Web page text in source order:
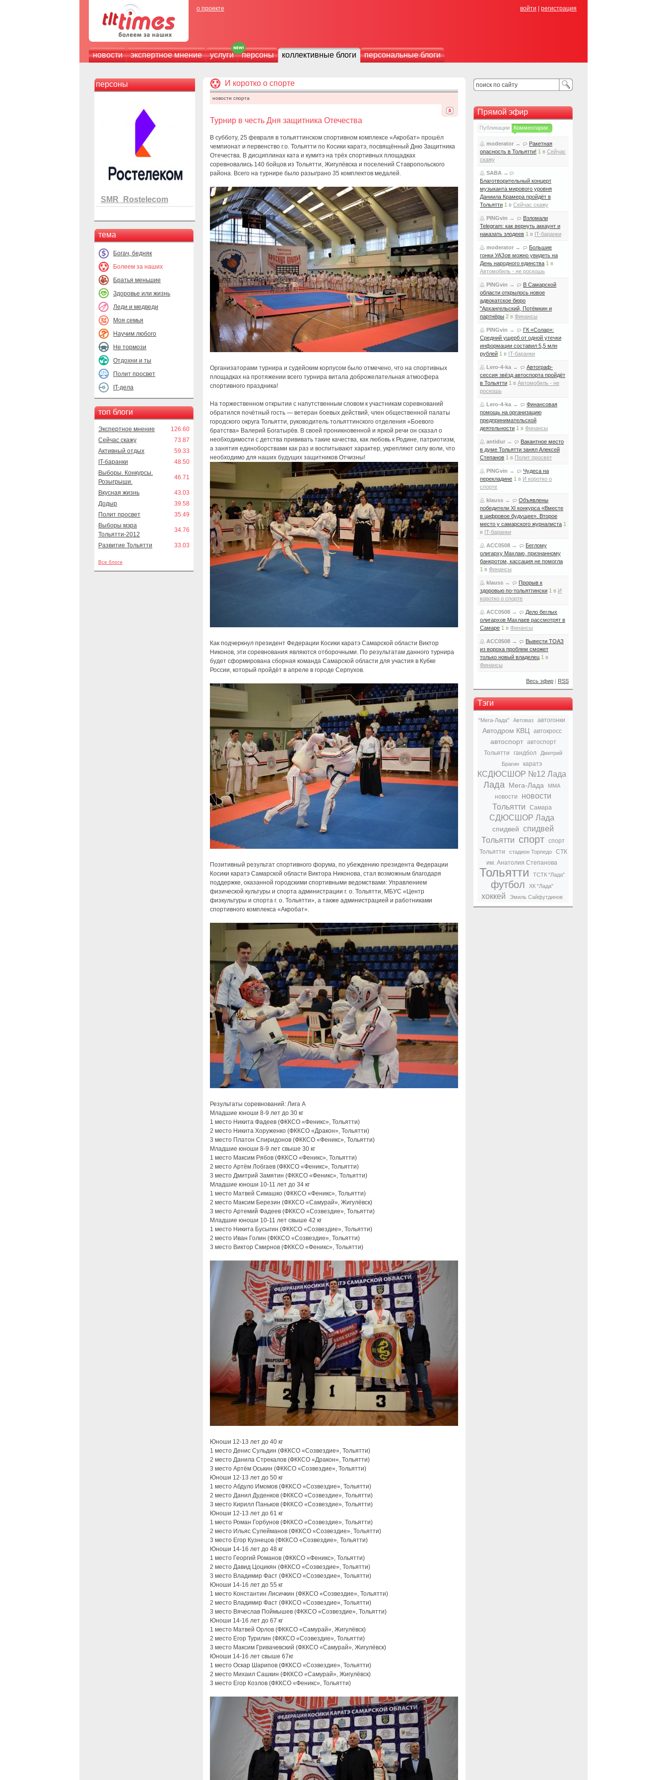
о проекте войти регистрация
новости экспертное мнение услуги персоны коллективные блоги персональные блоги
персоны
SMR_Rostelecom
тема
Богач, бедняк
Болеем за наших
Братья меньшие
Здоровье или жизнь
Леди и медведи
Моя семья
Научим любого
Не тормози
Отдохни и ты
Полит просвет
IT-дела
топ блоги
Экспертное мнение
126.60
Сейчас скажу
73.87
Активный отдых
59.33
IT-баранки
48.50
Выборы. Конкурсы.
Розыгрыши.
46.71
Вкусная жизнь
43.03
Додыр
39.58
Полит просвет
35.49
Выборы мэра
Тольятти-2012
34.76
Развитие Тольятти 33.03
Все блоги
И коротко о спорте
новости спорта
Турнир в честь Дня защитника Отечества
В субботу, 25 февраля в тольяттинском спортивном комплексе «Акробат» прошёл
чемпионат и первенство г.о. Тольятти по Косики каратэ, посвящённый Дню Защитника
Отечества. В дисциплинах ката и кумитэ на трёх спортивных площадках
соревновались 140 бойцов из Тольятти, Жигулёвска и поселений Ставропольского
района. Всего на турнире было разыграно 35 комплектов медалей.
Организаторами турнира и судейским корпусом было отмечено, что на спортивных
площадках на протяжении всего турнира витала доброжелательная атмосфера
спортивного праздника!
На торжественном открытии с напутственным словом к участникам соревнований
обратился почётный гость — ветеран боевых действий, член общественной палаты
городского округа Тольятти, руководитель тольяттинского отделения «Боевого
братства» Валерий Богатырёв. В своей проникновенной и яркой речи он сказал о
необходимости с детства прививать такие качества, как любовь к Родине, патриотизм,
а занятия единоборствами как раз и воспитывают характер, укрепляют силу воли, что
необходимо для наших будущих защитников Отчизны!
Как подчеркнул президент Федерации Косики каратэ Самарской области Виктор
Никонов, эти соревнования являются отборочными. По результатам данного турнира
будет сформирована сборная команда Самарской области для участия в Кубке
России, который пройдёт в апреле в городе Серпухов.
Позитивный результат спортивного форума, по убеждению президента Федерации
Косики каратэ Самарской области Виктора Никонова, стал возможным благодаря
поддержке, оказанной городскими спортивными ведомствами: Управлением
физической культуры и спорта администрации г. о. Тольятти, МБУС «Центр
физкультуры и спорта г. о. Тольятти», а также администрацией и работниками
спортивного комплекса «Акробат».
Результаты соревнований: Лига А
Младшие юноши 8-9 лет до 30 кг
1 место Никита Фадеев (ФККСО «Феникс», Тольятти)
2 место Никита Хоруженко (ФККСО «Дракон», Тольятти)
3 место Платон Спиридонов (ФККСО «Феникс», Тольятти)
Младшие юноши 8-9 лет свыше 30 кг
1 место Максим Рябов (ФККСО «Феникс», Тольятти)
2 место Артём Лобгаев (ФККСО «Феникс», Тольятти)
3 место Дмитрий Замятин (ФККСО «Феникс», Тольятти)
Младшие юноши 10-11 лет до 34 кг
1 место Матвей Симашко (ФККСО «Феникс», Тольятти)
2 место Максим Березин (ФККСО «Самурай», Жигулёвск)
3 место Артемий Фадеев (ФККСО «Созвездие», Тольятти)
Младшие юноши 10-11 лет свыше 42 кг
1 место Никита Бусыгин (ФККСО «Созвездие», Тольятти)
2 место Иван Голин (ФККСО «Созвездие», Тольятти)
3 место Виктор Смирнов (ФККСО «Феникс», Тольятти)
Юноши 12-13 лет до 40 кг
1 место Денис Сульдин (ФККСО «Созвездие», Тольятти)
2 место Данила Стрекалов (ФККСО «Дракон», Тольятти)
3 место Артём Оськин (ФККСО «Созвездие», Тольятти)
Юноши 12-13 лет до 50 кг
1 место Абдуло Имомов (ФККСО «Созвездие», Тольятти)
2 место Данил Дуденков (ФККСО «Созвездие», Тольятти)
3 место Кирилл Паньков (ФККСО «Созвездие», Тольятти)
Юноши 12-13 лет до 61 кг
1 место Роман Горбунов (ФККСО «Созвездие», Тольятти)
2 место Ильяс Сулейманов (ФККСО «Созвездие», Тольятти)
3 место Егор Кузнецов (ФККСО «Созвездие», Тольятти)
Юноши 14-16 лет до 48 кг
1 место Георгий Романов (ФККСО «Феникс», Тольятти)
2 место Давид Цоцикян (ФККСО «Созвездие», Тольятти)
3 место Владимир Фаст (ФККСО «Созвездие», Тольятти)
Юноши 14-16 лет до 55 кг
1 место Константин Лисичкин (ФККСО «Созвездие», Тольятти)
2 место Владимир Фаст (ФККСО «Созвездие», Тольятти)
3 место Вячеслав Поймышев (ФККСО «Созвездие», Тольятти)
Юноши 14-16 лет до 67 кг
1 место Матвей Орлов (ФККСО «Самурай», Жигулёвск)
2 место Егор Турилин (ФККСО «Созвездие», Тольятти)
3 место Максим Гривачевский (ФККСО «Самурай», Жигулёвск)
Юноши 14-16 лет свыше 67кг
1 место Оскар Шарипов (ФККСО «Созвездие», Тольятти)
2 место Михаил Сашкин (ФККСО «Самурай», Жигулёвск)
3 место Егор Козлов (ФККСО «Феникс», Тольятти)
Прямой эфир
Публикации Комментарии
moderator →
Ракетная
опасность в Тольятти! 1 в Сейчас
скажу
SABA →
Благотворительный концерт
музыканта мирового уровня
Даниила Крамера пройдёт в
Тольятти 1 в Сейчас скажу
PINGvin →
Взломали
Telegram: как вернуть аккаунт и
наказать злодеев 1 в IT-баранки
moderator →
Большие
гонки УАЗов можно увидеть на
День народного единства 1 в
Автомобиль - не роскошь
PINGvin →
В Самарской
области открылось новое
адвокатское бюро
"Архангельский, Потёмкин и
партнёры 2 в Финансы
PINGvin →
ГК «Солар»:
Средний ущерб от одной утечки
информации составил 5,5 млн
рублей 1 в IT-баранки
Lero-4-ka →
Автограф-
сессия звёзд автоспорта пройдёт
в Тольятти 1 в Автомобиль - не
роскошь
Lero-4-ka →
Финансовая
помощь на организацию
предпринимательской
деятельности 1 в Финансы
antidur →
Вакантное место
в думе Тольятти занял Алексей
Степанов 1 в Полит просвет
PINGvin →
Чудеса на
перекладине 1 в И коротко о
спорте
klauss →
Объявлены
победители XI конкурса «Вместе
в цифровое будущее». Второе
место у самарского журналиста 1
в IT-баранки
ACC0508 →
Беглому
олигарху Махлаю, признанному
банкротом, кассация не помогла
1 в Финансы
klauss →
Прорыв к
здоровью по-тольяттински 1 в И
коротко о спорте
ACC0508 →
Дело беглых
олигархов Махлаев рассмотрят в
Самаре 1 в Финансы
ACC0508 →
Вывести ТОАЗ
из вороха проблем сможет
только новый владелец 1 в
Финансы
Весь эфир | RSS
Тэги
"Мега-Лада" Автоваз автогонки
Автодром КВЦ автокросс
автоспорт
автоспорт
Тольятти
гандбол
Дмитрий
Брагин
каратэ
КСДЮСШОР №12 Лада
Лада Мега-Лада ММА
новости
новости
Тольятти
Самара
СДЮСШОР Лада
спидвей спидвей
Тольятти спорт спорт
Тольятти
стадион Торпедо
СТК
им. Анатолия Степанова
Тольятти ТСТК "Лада"
футбол ХК "Лада"
хоккей Эмиль Сайфутдинов